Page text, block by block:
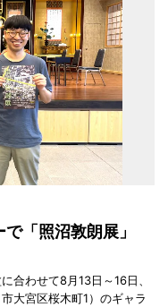
で「照沼敦朗展」
合わせて8月13日～16日、
大宮区桜木町1）のギャラ